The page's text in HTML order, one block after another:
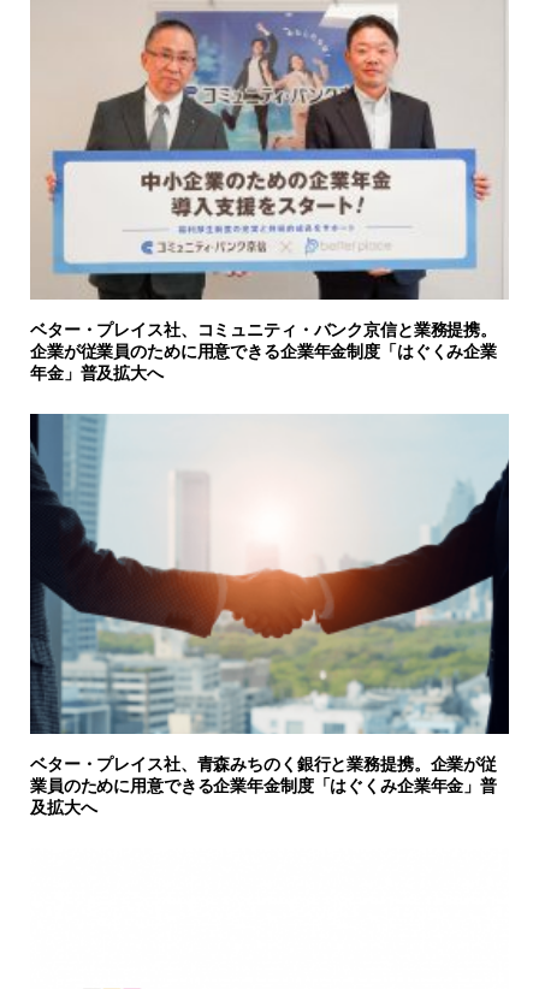
ベター・プレイス社、コミュニティ・バンク京信と業務提携。
企業が従業員のために用意できる企業年金制度「はぐくみ企業
年金」普及拡大へ
ベター・プレイス社、青森みちのく銀行と業務提携。企業が従
業員のために用意できる企業年金制度「はぐくみ企業年金」普
及拡大へ